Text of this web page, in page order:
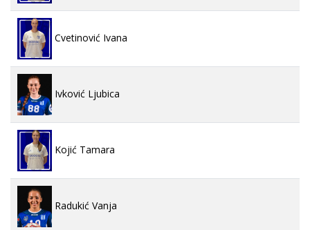
Cvetinović Ivana
Ivković Ljubica
Kojić Tamara
Radukić Vanja